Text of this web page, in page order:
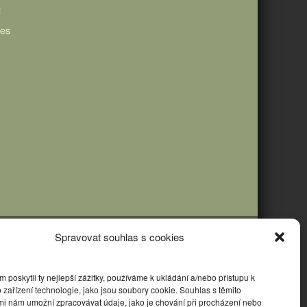
Spravovat souhlas s cookies
poskytli ty nejlepší zážitky, používáme k ukládání a/nebo přístupu k
zařízení technologie, jako jsou soubory cookie. Souhlas s těmito
nám umožní zpracovávat údaje, jako je chování při procházení nebo